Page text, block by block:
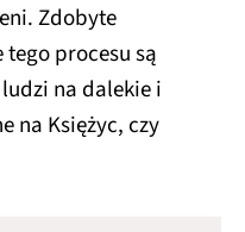
Zdobyte
procesu są
na dalekie i
na Księżyc, czy